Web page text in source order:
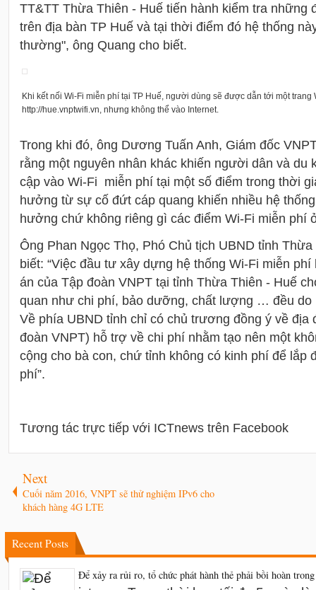
TT&TT Thừa Thiên - Huế tiến hành kiểm tra những
trên địa bàn TP Huế và tại thời điểm đó hệ thống
thường", ông Quang cho biết.
Khi kết nối Wi-Fi miễn phí tại TP Huế, người dùng sẽ được dẫn tới một trang
http://hue.vnptwifi.vn, nhưng không thể vào Internet.
Trong khi đó, ông Dương Tuấn Anh, Giám đốc
rằng một nguyên nhân khác khiến người dân và du
cập vào Wi-Fi miễn phí tại một số điểm trong thời
hưởng từ sự cố đứt cáp quang khiến nhiều hệ
hưởng chứ không riêng gì các điểm Wi-Fi miễn phí
Ông Phan Ngọc Thọ, Phó Chủ tịch UBND tỉnh
biết: “Việc đầu tư xây dựng hệ thống Wi-Fi miễn
án của Tập đoàn VNPT tại tỉnh Thừa Thiên - Huế
quan như chi phí, bảo dưỡng, chất lượng … đều do
Về phía UBND tỉnh chỉ có chủ trương đồng ý về địa
đoàn VNPT) hỗ trợ về chi phí nhằm tạo nên một
cộng cho bà con, chứ tỉnh không có kinh phí để lắp
phí”.
Tương tác trực tiếp với ICTnews trên Facebook
Next
Cuối năm 2016, VNPT sẽ thử nghiệm IPv6 cho
khách hàng 4G LTE
Recent Posts
Để xảy ra rủi ro, tổ chức phát hành thẻ phải bồi hoàn